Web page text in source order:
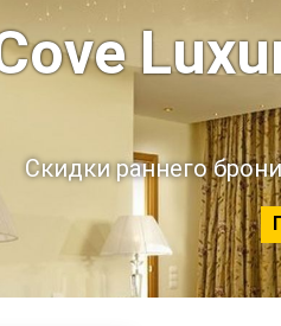
Скидки раннего